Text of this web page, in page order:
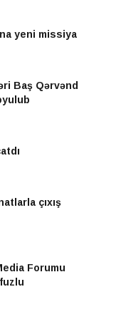
yeni missiya
Baş Qərvənd
çıxış
Forumu